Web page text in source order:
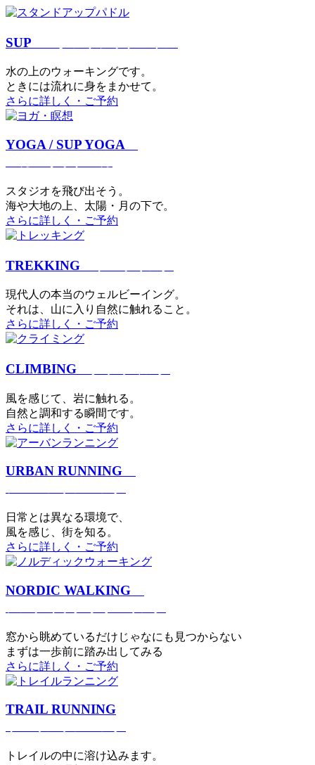
SUP
⽔の上のウォーキングです。
ときには流れに身をまかせて。
さらに詳しく・ご予約
YOGA / SUP YOGA
スタジオを⾶び出そう。
海や大地の上、太陽・⽉の下で。
さらに詳しく・ご予約
TREKKING
現代⼈の本当のウェルビーイング。
それは、⼭に⼊り⾃然に触れること。
さらに詳しく・ご予約
CLIMBING
⾵を感じて、岩に触れる。
⾃然と調和する瞬間です。
さらに詳しく・ご予約
URBAN RUNNING
日常とは異なる環境で、
風を感じ、街を知る。
さらに詳しく・ご予約
NORDIC WALKING
窓から眺めているだけじゃなにも見つからない
まずは一歩前に踏み出してみる
さらに詳しく・ご予約
TRAIL RUNNING
トレイルの中に溶け込みます。